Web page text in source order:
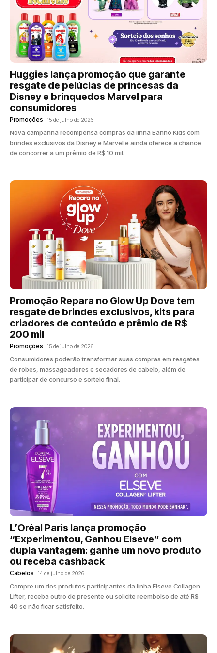
Huggies lança promoção que garante
resgate de pelúcias de princesas da
Disney e brinquedos Marvel para
consumidores
Promoções 15 de julho de 2026
Nova campanha recompensa compras da linha Banho Kids com
brindes exclusivos da Disney e Marvel e ainda oferece a chance
de concorrer a um prêmio de R$ 10 mil.
Promoção Repara no Glow Up Dove tem
resgate de brindes exclusivos, kits para
criadores de conteúdo e prêmio de R$
200 mil
Promoções 15 de julho de 2026
Consumidores poderão transformar suas compras em resgates
de robes, massageadores e secadores de cabelo, além de
participar de concurso e sorteio final.
L’Oréal Paris lança promoção
“Experimentou, Ganhou Elseve” com
dupla vantagem: ganhe um novo produto
ou receba cashback
Cabelos 14 de julho de 2026
Compre um dos produtos participantes da linha Elseve Collagen
Lifter, receba outro de presente ou solicite reembolso de até R$
40 se não ficar satisfeito.